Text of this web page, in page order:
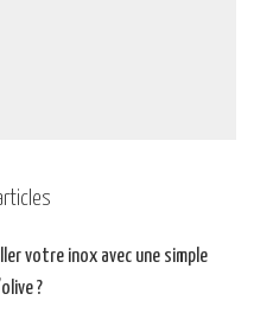
votre inox avec une simple
?